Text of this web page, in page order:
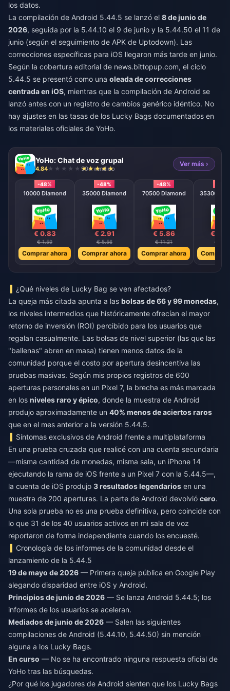
los datos.
La compilación de Android 5.44.5 se lanzó el 8 de junio de
2026, seguida por la 5.44.10 el 9 de junio y la 5.44.50 el 11 de
junio (según el seguimiento de APK de Uptodown). Las
correcciones específicas para iOS llegaron más tarde en junio.
Según la cobertura editorial de news.bittopup.com, el ciclo
5.44.5 se presentó como una oleada de correcciones
centrada en iOS, mientras que la compilación de Android se
lanzó antes con un registro de cambios genérico idéntico. No
hay ajustes en las tasas de los Lucky Bags documentados en
los materiales oficiales de YoHo.
YoHo: Chat de voz grupal
4.84 904 vendido
Ver más ›
-48%
10000 Diamond
€ 0.83
€ 1.59
Comprar ahora
-48%
35000 Diamond
€ 2.91
€ 5.56
Comprar ahora
-48%
70500 Diamond
€ 5.86
€ 11.21
Comprar ahora
353000
€
€
Comprar
¿Qué niveles de Lucky Bag se ven afectados?
La queja más citada apunta a las bolsas de 66 y 99 monedas,
los niveles intermedios que históricamente ofrecían el mayor
retorno de inversión (ROI) percibido para los usuarios que
regalan casualmente. Las bolsas de nivel superior (las que las
"ballenas" abren en masa) tienen menos datos de la
comunidad porque el costo por apertura desincentiva las
pruebas masivas. Según mis propios registros de 600
aperturas personales en un Pixel 7, la brecha es más marcada
en los niveles raro y épico, donde la muestra de Android
produjo aproximadamente un 40% menos de aciertos raros
que en el mes anterior a la versión 5.44.5.
Síntomas exclusivos de Android frente a multiplataforma
En una prueba cruzada que realicé con una cuenta secundaria
—misma cantidad de monedas, misma sala, un iPhone 14
ejecutando la rama de iOS frente a un Pixel 7 con la 5.44.5—,
la cuenta de iOS produjo 3 resultados legendarios en una
muestra de 200 aperturas. La parte de Android devolvió cero.
Una sola prueba no es una prueba definitiva, pero coincide con
lo que 31 de los 40 usuarios activos en mi sala de voz
reportaron de forma independiente cuando los encuesté.
Cronología de los informes de la comunidad desde el
lanzamiento de la 5.44.5
19 de mayo de 2026 — Primera queja pública en Google Play
alegando disparidad entre iOS y Android.
Principios de junio de 2026 — Se lanza Android 5.44.5; los
informes de los usuarios se aceleran.
Mediados de junio de 2026 — Salen las siguientes
compilaciones de Android (5.44.10, 5.44.50) sin mención
alguna a los Lucky Bags.
En curso — No se ha encontrado ninguna respuesta oficial de
YoHo tras las búsquedas.
¿Por qué los jugadores de Android sienten que los Lucky Bags